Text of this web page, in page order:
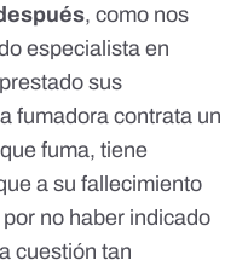
, como nos
especialista en
sus
fumadora contrata un
fuma, tiene
a su fallecimiento
por no haber indicado
cuestión tan